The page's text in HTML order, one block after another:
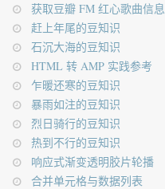
获取豆瓣 FM 红心歌曲信息
赶上年尾的豆知识
石沉大海的豆知识
HTML 转 AMP 实践参考
乍暖还寒的豆知识
暴雨如注的豆知识
烈日骑行的豆知识
热到不行的豆知识
响应式渐变透明胶片轮播
合并单元格与数据列表